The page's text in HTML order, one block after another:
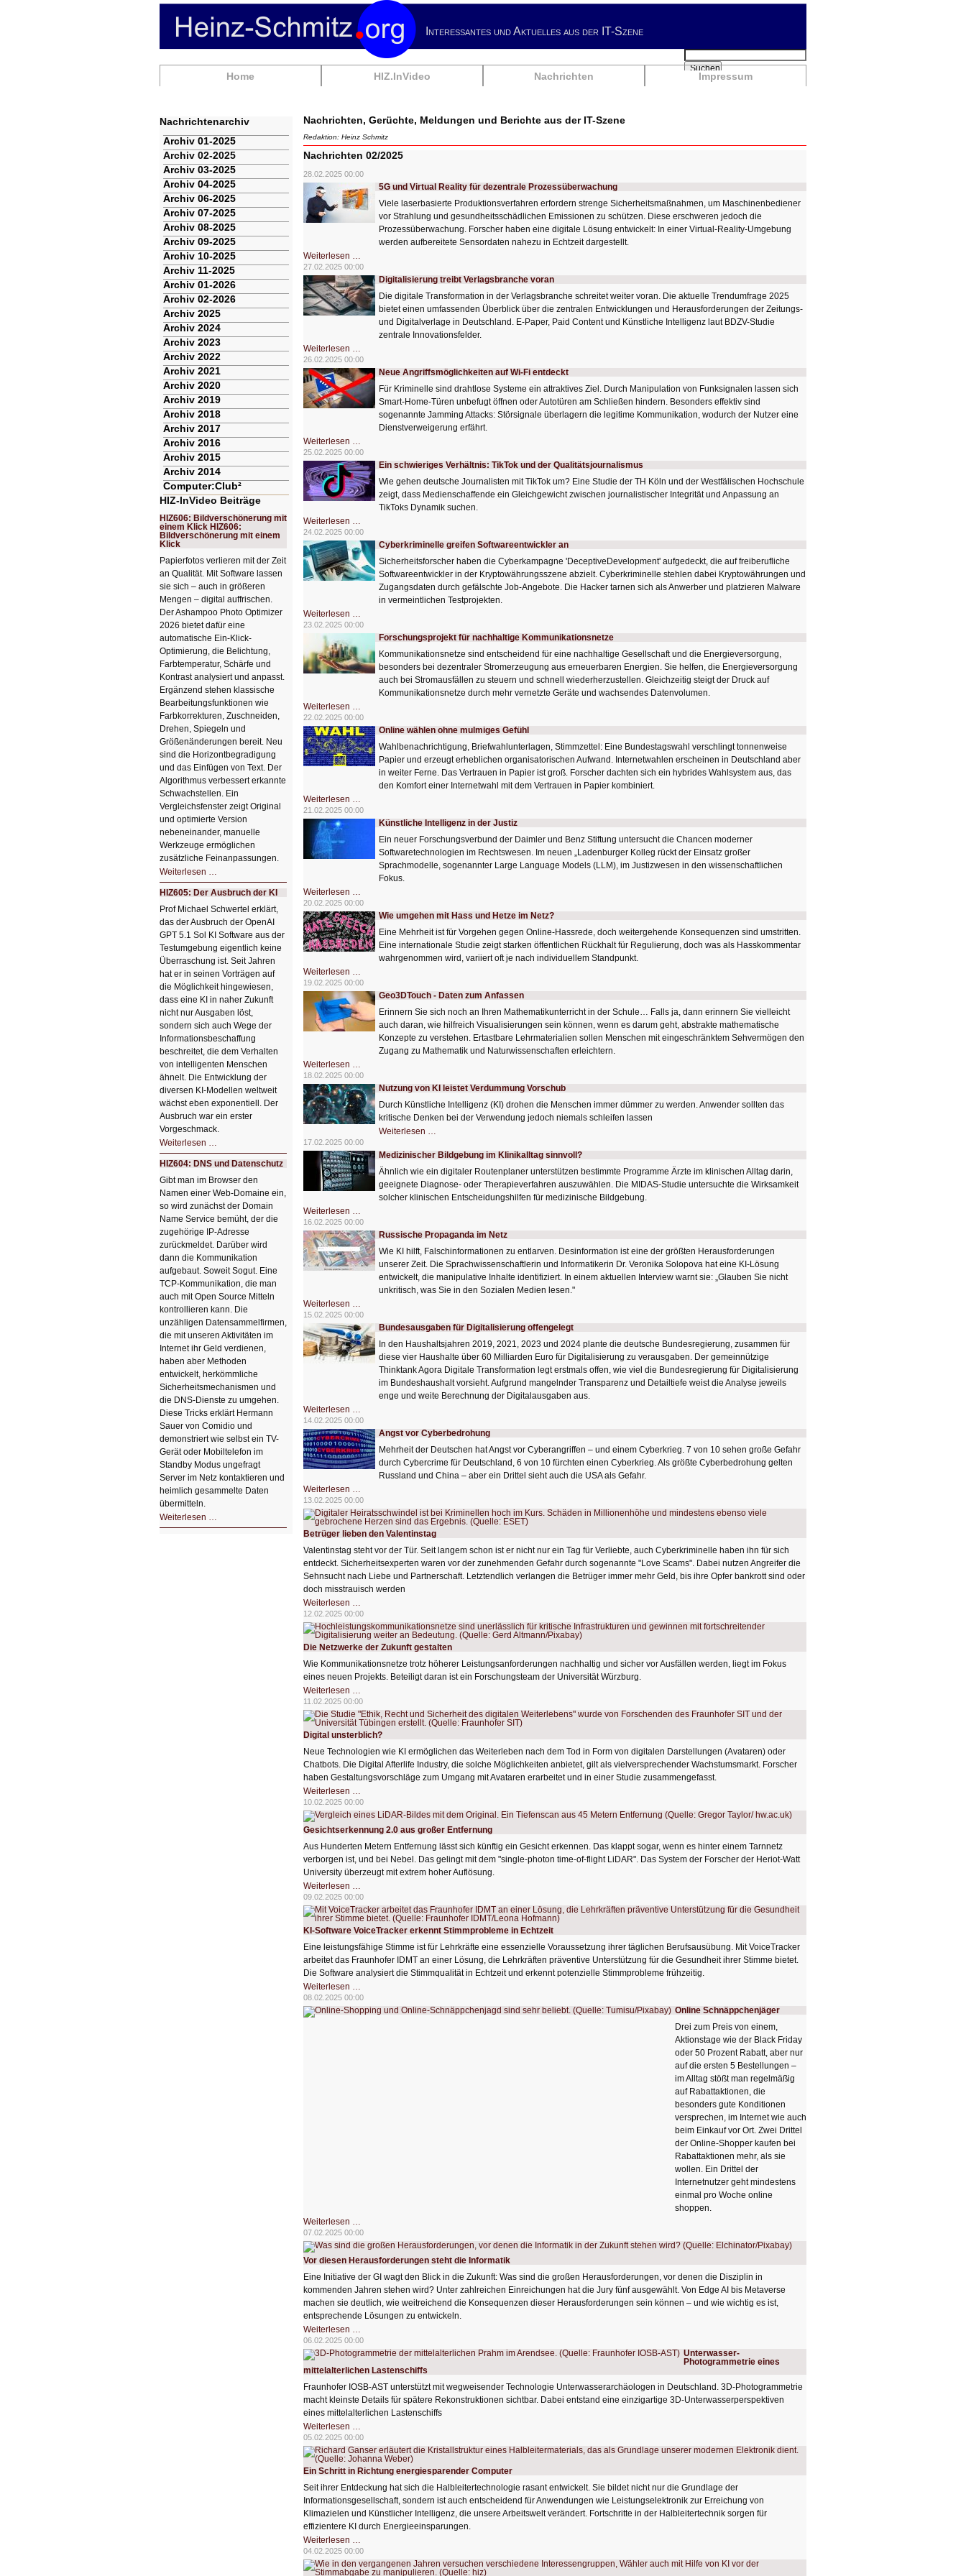
Interessantes und Aktuelles aus der IT-Szene
Navigation
Home HIZ.InVideo Nachrichten Impressum
Suchbegriffe
Suchen
Nachrichten, Gerüchte, Meldungen und Berichte aus der IT-Szene
Redaktion: Heinz Schmitz
Nachrichten 02/2025
28.02.2025 00:00
5G und Virtual Reality für dezentrale Prozessüberwachung
Viele laserbasierte Produktionsverfahren erfordern strenge Sicherheitsmaßnahmen, um Maschinenbediener
vor Strahlung und gesundheitsschädlichen Emissionen zu schützen. Diese erschweren jedoch die
Prozessüberwachung. Forscher haben eine digitale Lösung entwickelt: In einer Virtual-Reality-Umgebung
werden aufbereitete Sensordaten nahezu in Echtzeit dargestellt.
Weiterlesen …
und
Virtual
Reality
für
dezentrale
Prozessüberwachung
27.02.2025 00:00
Digitalisierung treibt Verlagsbranche voran
Die digitale Transformation in der Verlagsbranche schreitet weiter voran. Die aktuelle Trendumfrage 2025
bietet einen umfassenden Überblick über die zentralen Entwicklungen und Herausforderungen der Zeitungs-
und Digitalverlage in Deutschland. E-Paper, Paid Content und Künstliche Intelligenz laut BDZV-Studie
zentrale Innovationsfelder.
Weiterlesen …
treibt
Verlagsbranche
voran
26.02.2025 00:00
Neue Angriffsmöglichkeiten auf Wi-Fi entdeckt
Für Kriminelle sind drahtlose Systeme ein attraktives Ziel. Durch Manipulation von Funksignalen lassen sich
Smart-Home-Türen unbefugt öffnen oder Autotüren am Schließen hindern. Besonders effektiv sind
sogenannte Jamming Attacks: Störsignale überlagern die legitime Kommunikation, wodurch der Nutzer eine
Dienstverweigerung erfährt.
Weiterlesen …
Angriffsmöglichkeiten
auf
Wi-
Fi
entdeckt
25.02.2025 00:00
Ein schwieriges Verhältnis: TikTok und der Qualitätsjournalismus
Wie gehen deutsche Journalisten mit TikTok um? Eine Studie der TH Köln und der Westfälischen Hochschule
zeigt, dass Medienschaffende ein Gleichgewicht zwischen journalistischer Integrität und Anpassung an
TikToks Dynamik suchen.
Weiterlesen …
schwieriges
Verhältnis:
TikTok
und
der
Qualitätsjournalismus
24.02.2025 00:00
Cyberkriminelle greifen Softwareentwickler an
Sicherheitsforscher haben die Cyberkampagne 'DeceptiveDevelopment' aufgedeckt, die auf freiberufliche
Softwareentwickler in der Kryptowährungsszene abzielt. Cyberkriminelle stehlen dabei Kryptowährungen und
Zugangsdaten durch gefälschte Job-Angebote. Die Hacker tarnen sich als Anwerber und platzieren Malware
in vermeintlichen Testprojekten.
Weiterlesen …
greifen
Softwareentwickler
23.02.2025 00:00
Forschungsprojekt für nachhaltige Kommunikationsnetze
Kommunikationsnetze sind entscheidend für eine nachhaltige Gesellschaft und die Energieversorgung,
besonders bei dezentraler Stromerzeugung aus erneuerbaren Energien. Sie helfen, die Energieversorgung
auch bei Stromausfällen zu steuern und schnell wiederherzustellen. Gleichzeitig steigt der Druck auf
Kommunikationsnetze durch mehr vernetzte Geräte und wachsendes Datenvolumen.
Weiterlesen …
für
nachhaltige
Kommunikationsnetze
22.02.2025 00:00
Online wählen ohne mulmiges Gefühl
Wahlbenachrichtigung, Briefwahlunterlagen, Stimmzettel: Eine Bundestagswahl verschlingt tonnenweise
Papier und erzeugt erheblichen organisatorischen Aufwand. Internetwahlen erscheinen in Deutschland aber
in weiter Ferne. Das Vertrauen in Papier ist groß. Forscher dachten sich ein hybrides Wahlsystem aus, das
den Komfort einer Internetwahl mit dem Vertrauen in Papier kombiniert.
Weiterlesen …
wählen
ohne
mulmiges
21.02.2025 00:00
Künstliche Intelligenz in der Justiz
Ein neuer Forschungsverbund der Daimler und Benz Stiftung untersucht die Chancen moderner
Softwaretechnologien im Rechtswesen. Im neuen „Ladenburger Kolleg rückt der Einsatz großer
Sprachmodelle, sogenannter Large Language Models (LLM), im Justizwesen in den wissenschaftlichen
Fokus.
Weiterlesen …
Intelligenz
in
der
Justiz
20.02.2025 00:00
Wie umgehen mit Hass und Hetze im Netz?
Eine Mehrheit ist für Vorgehen gegen Online-Hassrede, doch weitergehende Konsequenzen sind umstritten.
Eine internationale Studie zeigt starken öffentlichen Rückhalt für Regulierung, doch was als Hasskommentar
wahrgenommen wird, variiert oft je nach individuellem Standpunkt.
Weiterlesen …
umgehen
mit
Hass
und
Hetze
im
Netz?
19.02.2025 00:00
Geo3DTouch - Daten zum Anfassen
Erinnern Sie sich noch an Ihren Mathematikunterricht in der Schule… Falls ja, dann erinnern Sie vielleicht
auch daran, wie hilfreich Visualisierungen sein können, wenn es darum geht, abstrakte mathematische
Konzepte zu verstehen. Ertastbare Lehrmaterialien sollen Menschen mit eingeschränktem Sehvermögen den
Zugang zu Mathematik und Naturwissenschaften erleichtern.
Weiterlesen …
-
Daten
zum
Anfassen
18.02.2025 00:00
Nutzung von KI leistet Verdummung Vorschub
Durch Künstliche Intelligenz (KI) drohen die Menschen immer dümmer zu werden. Anwender sollten das
kritische Denken bei der Verwendung jedoch niemals schleifen lassen
Weiterlesen …
leistet
Vorschub
17.02.2025 00:00
Medizinischer Bildgebung im Klinikalltag sinnvoll?
Ähnlich wie ein digitaler Routenplaner unterstützen bestimmte Programme Ärzte im klinischen Alltag darin,
geeignete Diagnose- oder Therapieverfahren auszuwählen. Die MIDAS-Studie untersuchte die Wirksamkeit
solcher klinischen Entscheidungshilfen für medizinische Bildgebung.
Weiterlesen …
Bildgebung
im
Klinikalltag
sinnvoll?
16.02.2025 00:00
Russische Propaganda im Netz
Wie KI hilft, Falschinformationen zu entlarven. Desinformation ist eine der größten Herausforderungen
unserer Zeit. Die Sprachwissenschaftlerin und Informatikerin Dr. Veronika Solopova hat eine KI-Lösung
entwickelt, die manipulative Inhalte identifiziert. In einem aktuellen Interview warnt sie: „Glauben Sie nicht
unkritisch, was Sie in den Sozialen Medien lesen."
Weiterlesen …
Propaganda
im
Netz
15.02.2025 00:00
Bundesausgaben für Digitalisierung offengelegt
In den Haushaltsjahren 2019, 2021, 2023 und 2024 plante die deutsche Bundesregierung, zusammen für
diese vier Haushalte über 60 Milliarden Euro für Digitalisierung zu verausgaben. Der gemeinnützige
Thinktank Agora Digitale Transformation legt erstmals offen, wie viel die Bundesregierung für Digitalisierung
im Bundeshaushalt vorsieht. Aufgrund mangelnder Transparenz und Detailtiefe weist die Analyse jeweils
enge und weite Berechnung der Digitalausgaben aus.
Weiterlesen …
für
Digitalisierung
offengelegt
14.02.2025 00:00
Angst vor Cyberbedrohung
Mehrheit der Deutschen hat Angst vor Cyberangriffen – und einem Cyberkrieg. 7 von 10 sehen große Gefahr
durch Cybercrime für Deutschland, 6 von 10 fürchten einen Cyberkrieg. Als größte Cyberbedrohung gelten
Russland und China – aber ein Drittel sieht auch die USA als Gefahr.
Weiterlesen …
vor
Cyberbedrohung
13.02.2025 00:00
Betrüger lieben den Valentinstag
Valentinstag steht vor der Tür. Seit langem schon ist er nicht nur ein Tag für Verliebte, auch Cyberkriminelle haben ihn für sich
entdeckt. Sicherheitsexperten waren vor der zunehmenden Gefahr durch sogenannte "Love Scams". Dabei nutzen Angreifer die
Sehnsucht nach Liebe und Partnerschaft. Letztendlich verlangen die Betrüger immer mehr Geld, bis ihre Opfer bankrott sind oder
doch misstrauisch werden
Weiterlesen …
lieben
den
Valentinstag
12.02.2025 00:00
Die Netzwerke der Zukunft gestalten
Wie Kommunikationsnetze trotz höherer Leistungsanforderungen nachhaltig und sicher vor Ausfällen werden, liegt im Fokus
eines neuen Projekts. Beteiligt daran ist ein Forschungsteam der Universität Würzburg.
Weiterlesen …
Netzwerke
der
Zukunft
gestalten
11.02.2025 00:00
Digital unsterblich?
Neue Technologien wie KI ermöglichen das Weiterleben nach dem Tod in Form von digitalen Darstellungen (Avataren) oder
Chatbots. Die Digital Afterlife Industry, die solche Möglichkeiten anbietet, gilt als vielversprechender Wachstumsmarkt. Forscher
haben Gestaltungsvorschläge zum Umgang mit Avataren erarbeitet und in einer Studie zusammengefasst.
Weiterlesen …
unsterblich?
10.02.2025 00:00
Gesichtserkennung 2.0 aus großer Entfernung
Aus Hunderten Metern Entfernung lässt sich künftig ein Gesicht erkennen. Das klappt sogar, wenn es hinter einem Tarnnetz
verborgen ist, und bei Nebel. Das gelingt mit dem "single-photon time-of-flight LiDAR". Das System der Forscher der Heriot-Watt
University überzeugt mit extrem hoher Auflösung.
Weiterlesen …
2.0
aus
großer
Entfernung
09.02.2025 00:00
KI-Software VoiceTracker erkennt Stimmprobleme in Echtzeit
Eine leistungsfähige Stimme ist für Lehrkräfte eine essenzielle Voraussetzung ihrer täglichen Berufsausübung. Mit VoiceTracker
arbeitet das Fraunhofer IDMT an einer Lösung, die Lehrkräften präventive Unterstützung für die Gesundheit ihrer Stimme bietet.
Die Software analysiert die Stimmqualität in Echtzeit und erkennt potenzielle Stimmprobleme frühzeitig.
Weiterlesen …
Software
VoiceTracker
erkennt
08.02.2025 00:00
Online Schnäppchenjäger
Drei zum Preis von einem,
Aktionstage wie der Black Friday
oder 50 Prozent Rabatt, aber nur
auf die ersten 5 Bestellungen –
im Alltag stößt man regelmäßig
auf Rabattaktionen, die
besonders gute Konditionen
versprechen, im Internet wie auch
beim Einkauf vor Ort. Zwei Drittel
der Online-Shopper kaufen bei
Rabattaktionen mehr, als sie
wollen. Ein Drittel der
Internetnutzer geht mindestens
einmal pro Woche online
shoppen.
Weiterlesen …
Schnäppchenjäger
07.02.2025 00:00
Vor diesen Herausforderungen steht die Informatik
Eine Initiative der GI wagt den Blick in die Zukunft: Was sind die großen Herausforderungen, vor denen die Disziplin in
kommenden Jahren stehen wird? Unter zahlreichen Einreichungen hat die Jury fünf ausgewählt. Von Edge AI bis Metaverse
machen sie deutlich, wie weitreichend die Konsequenzen dieser Herausforderungen sein können – und wie wichtig es ist,
entsprechende Lösungen zu entwickeln.
Weiterlesen …
diesen
Herausforderungen
steht
Informatik
06.02.2025 00:00
Unterwasser-
Photogrammetrie eines
mittelalterlichen Lastenschiffs
Fraunhofer IOSB-AST unterstützt mit wegweisender Technologie Unterwasserarchäologen in Deutschland. 3D-Photogrammetrie
macht kleinste Details für spätere Rekonstruktionen sichtbar. Dabei entstand eine einzigartige 3D-Unterwasserperspektiven
eines mittelalterlichen Lastenschiffs
Weiterlesen …
Photogrammetrie
eines
mittelalterlichen
Lastenschiffs
05.02.2025 00:00
Ein Schritt in Richtung energiesparender Computer
Seit ihrer Entdeckung hat sich die Halbleitertechnologie rasant entwickelt. Sie bildet nicht nur die Grundlage der
Informationsgesellschaft, sondern ist auch entscheidend für Anwendungen wie Leistungselektronik zur Erreichung von
Klimazielen und Künstlicher Intelligenz, die unsere Arbeitswelt verändert. Fortschritte in der Halbleitertechnik sorgen für
effizientere KI durch Energieeinsparungen.
Weiterlesen …
Schritt
in
Richtung
energiesparender
04.02.2025 00:00
Nachrichtenarchiv
Navigation
überspringen
Archiv 01-2025
Archiv 02-2025
Archiv 03-2025
Archiv 04-2025
Archiv 06-2025
Archiv 07-2025
Archiv 08-2025
Archiv 09-2025
Archiv 10-2025
Archiv 11-2025
Archiv 01-2026
Archiv 02-2026
Archiv 2025
Archiv 2024
Archiv 2023
Archiv 2022
Archiv 2021
Archiv 2020
Archiv 2019
Archiv 2018
Archiv 2017
Archiv 2016
Archiv 2015
Archiv 2014
Computer:Club²
HIZ-InVideo Beiträge
HIZ606: Bildverschönerung mit
einem Klick HIZ606:
Bildverschönerung mit einem
Klick
Papierfotos verlieren mit der Zeit
an Qualität. Mit Software lassen
sie sich – auch in größeren
Mengen – digital auffrischen.
Der Ashampoo Photo Optimizer
2026 bietet dafür eine
automatische Ein-Klick-
Optimierung, die Belichtung,
Farbtemperatur, Schärfe und
Kontrast analysiert und anpasst.
Ergänzend stehen klassische
Bearbeitungsfunktionen wie
Farbkorrekturen, Zuschneiden,
Drehen, Spiegeln und
Größenänderungen bereit. Neu
sind die Horizontbegradigung
und das Einfügen von Text. Der
Algorithmus verbessert erkannte
Schwachstellen. Ein
Vergleichsfenster zeigt Original
und optimierte Version
nebeneinander, manuelle
Werkzeuge ermöglichen
zusätzliche Feinanpassungen.
Weiterlesen …
Bildverschönerung
mit
einem
Klick
HIZ606:
Bildverschönerung
mit
einem
Klick
HIZ605: Der Ausbruch der KI
Prof Michael Schwertel erklärt,
das der Ausbruch der OpenAI
GPT 5.1 Sol KI Software aus der
Testumgebung eigentlich keine
Überraschung ist. Seit Jahren
hat er in seinen Vorträgen auf
die Möglichkeit hingewiesen,
dass eine KI in naher Zukunft
nicht nur Ausgaben löst,
sondern sich auch Wege der
Informationsbeschaffung
beschreitet, die dem Verhalten
von intelligenten Menschen
ähnelt. Die Entwicklung der
diversen KI-Modellen weltweit
wächst eben exponentiell. Der
Ausbruch war ein erster
Vorgeschmack.
Weiterlesen …
Der
Ausbruch
der
KI
HIZ604: DNS und Datenschutz
Gibt man im Browser den
Namen einer Web-Domaine ein,
so wird zunächst der Domain
Name Service bemüht, der die
zugehörige IP-Adresse
zurückmeldet. Darüber wird
dann die Kommunikation
aufgebaut. Soweit Sogut. Eine
TCP-Kommunikation, die man
auch mit Open Source Mitteln
kontrollieren kann. Die
unzähligen Datensammelfirmen,
die mit unseren Aktivitäten im
Internet ihr Geld verdienen,
haben aber Methoden
entwickelt, herkömmliche
Sicherheitsmechanismen und
die DNS-Dienste zu umgehen.
Diese Tricks erklärt Hermann
Sauer von Comidio und
demonstriert wie selbst ein TV-
Gerät oder Mobiltelefon im
Standby Modus ungefragt
Server im Netz kontaktieren und
heimlich gesammelte Daten
übermitteln.
Weiterlesen …
DNS